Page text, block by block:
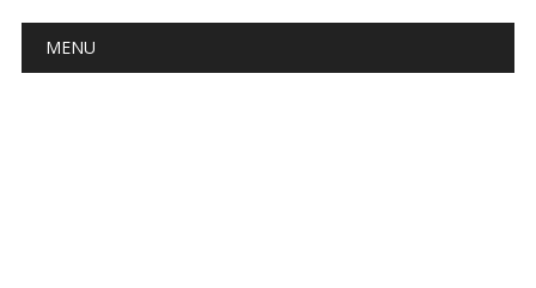
Main menu
MENU